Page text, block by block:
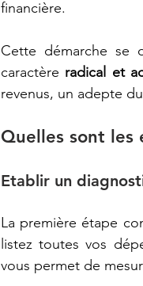
financière.
Cette démarche se
caractère radical et
revenus, un adepte du
Quelles sont les
Etablir un
La première étape
listez toutes vos
vous permet de